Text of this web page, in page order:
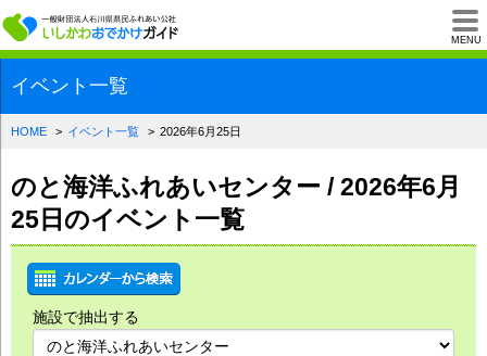
MENU
一般財団法人石川
イベント一覧
HOME イベント一覧 2026年6月25日
のと海洋ふれあいセンター / 2026年6月
25日のイベント一覧
施設で抽出する